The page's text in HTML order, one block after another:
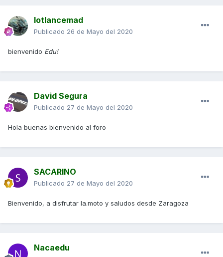
lotlancemad
Publicado 26 de Mayo del 2020
bienvenido Edu!
David Segura
Publicado 27 de Mayo del 2020
Hola buenas bienvenido al foro
SACARINO
Publicado 27 de Mayo del 2020
Bienvenido, a disfrutar la.moto y saludos desde Zaragoza
Nacaedu